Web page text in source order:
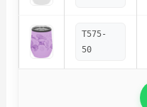
con IA
T575-
50